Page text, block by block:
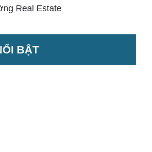
Real Estate
BẬT